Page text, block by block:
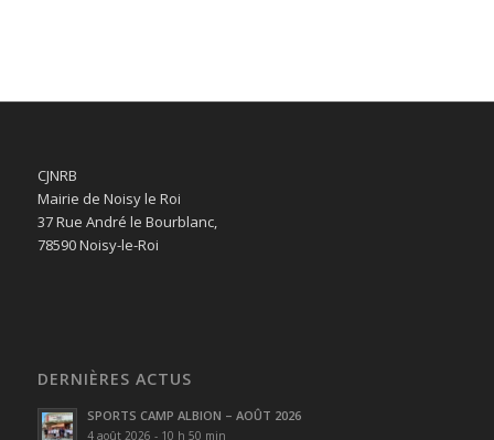
CJNRB
Mairie de Noisy le Roi
37 Rue André le Bourblanc,
78590 Noisy-le-Roi
DERNIÈRES ACTUS
SPORTS CAMP ALBION – AOÛT 2026
4 août 2026 - 10 h 50 min